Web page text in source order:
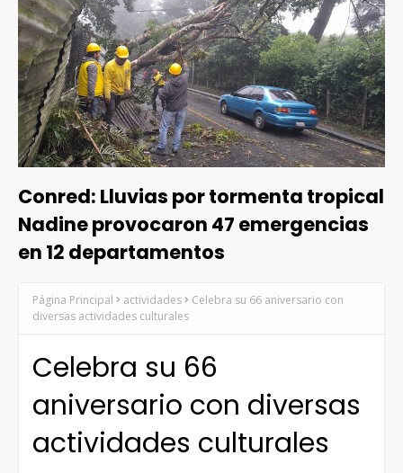
Conred: Lluvias por tormenta tropical
Nadine provocaron 47 emergencias
en 12 departamentos
Página Principal actividades
Celebra su 66 aniversario con
diversas actividades culturales
Celebra su 66
aniversario con diversas
actividades culturales